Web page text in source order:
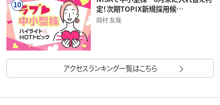
10
定！次期TOPIX新規採用候…
岡村 友哉
アクセスランキング一覧はこちら